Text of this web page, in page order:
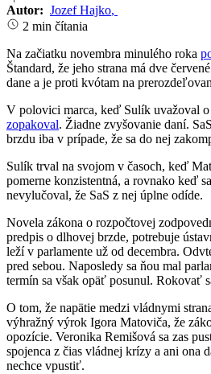
Autor: Jozef Hajko,
2 min čítania
Na začiatku novembra minulého roka
Štandard, že jeho strana má dve
dane a je proti kvótam na
V polovici marca, keď Sulík uvažoval
zopakoval. Žiadne zvyšovanie daní.
brzdu iba v prípade, že sa do nej
Sulík trval na svojom v časoch, keď
pomerne konzistentná, a rovnako keď
nevylučoval, že SaS z nej úplne odíde.
Novela zákona o rozpočtovej
predpis o dlhovej brzde, potrebuje
leží v parlamente už od decembra.
pred sebou. Naposledy sa ňou mal
termín sa však opäť posunul. Rokovať
O tom, že napätie medzi vládnymi
výhražný výrok Igora Matoviča, že
opozície. Veronika Remišová sa zas
spojenca z čias vládnej krízy a ani ona
nechce vpustiť.